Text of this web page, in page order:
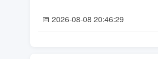
📅 2026-08-08 20:46:29